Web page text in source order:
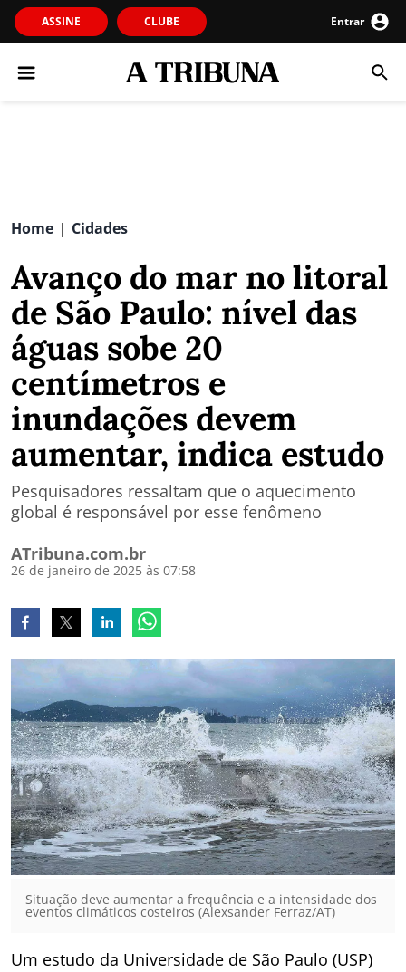
ASSINE CLUBE Entrar
Home | Cidades
Avanço do mar no litoral
de São Paulo: nível das
águas sobe 20
centímetros e
inundações devem
aumentar, indica estudo
Pesquisadores ressaltam que o aquecimento
global é responsável por esse fenômeno
ATribuna.com.br
26 de janeiro de 2025 às 07:58
Situação deve aumentar a frequência e a intensidade dos
eventos climáticos costeiros (Alexsander Ferraz/AT)
Um estudo da Universidade de São Paulo (USP)